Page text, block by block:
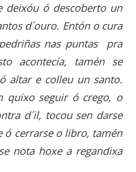
deixóu ó descoberto un
d´ouro. Entón o cura
nas puntas pra
acontecía, tamén se
altar e colleu un santo.
quixo seguir ó crego, o
d´il, tocou sen darse
ó cerrarse o libro, tamén
nota hoxe a regandixa